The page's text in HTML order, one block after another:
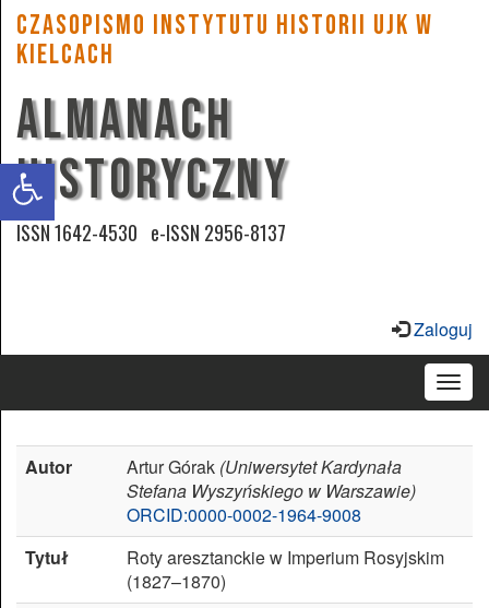
Zwiększ
czcionkę
Zmniejsz
czcionkę
Przyjazna
czcionka
Zresetuj
ustawienia
CZASOPISMO INSTYTUTU HISTORII UJK w
Kielcach
ALMANACH
HISTORYCZNY
ISSN 1642-4530 e-ISSN 2956-8137
Zaloguj
Autor Artur Górak (Uniwersytet Kardynała
Stefana Wyszyńskiego w Warszawie)
ORCID:0000-0002-1964-9008
Tytuł
Roty aresztanckie w Imperium Rosyjskim
(1827–1870)